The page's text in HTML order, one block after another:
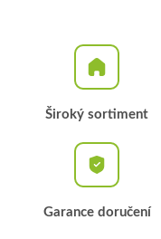
Široký sortiment
Garance doručení